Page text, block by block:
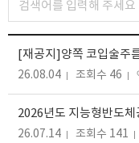
26.08.04 조회수 46
2026년도 지능형반도
26.07.14 조회수 141